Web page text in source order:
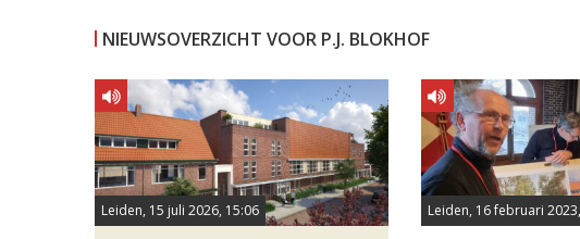
Inklappen
NIEUWSOVERZICHT VOOR P.J. BLOKHOF
Leiden, 15 juli 2026, 15:06 Leiden, 16 februari